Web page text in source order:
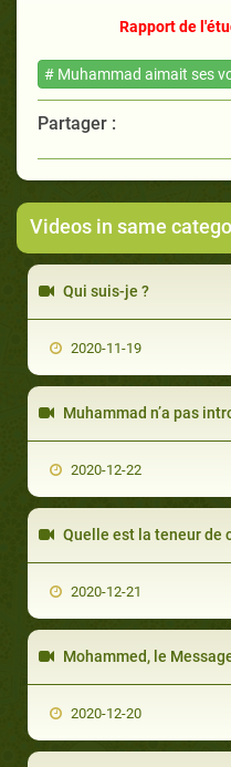
Rapport de
# Muhammad aimait ses
Partager :
Videos in same
Qui suis-je ?
2020-11-19
Muhammad n’a pas
2020-12-22
Quelle est la teneur de
2020-12-21
Mohammed, le
2020-12-20